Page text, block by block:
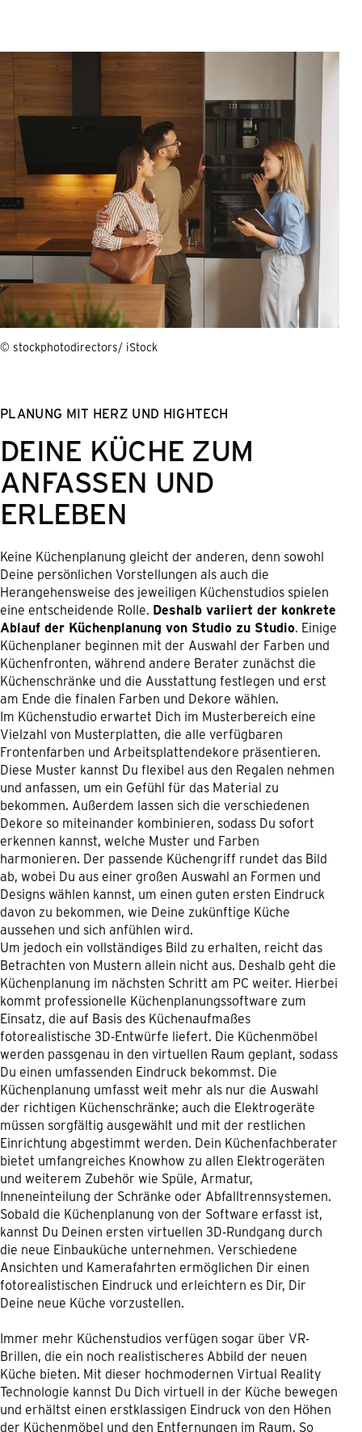
© stockphotodirectors/ iStock
PLANUNG MIT HERZ UND HIGHTECH
DEINE KÜCHE ZUM
ANFASSEN UND
ERLEBEN
Keine Küchenplanung gleicht der anderen, denn sowohl
Deine persönlichen Vorstellungen als auch die
Herangehensweise des jeweiligen Küchenstudios spielen
eine entscheidende Rolle. Deshalb variiert der konkrete
Ablauf der Küchenplanung von Studio zu Studio. Einige
Küchenplaner beginnen mit der Auswahl der Farben und
Küchenfronten, während andere Berater zunächst die
Küchenschränke und die Ausstattung festlegen und erst
am Ende die finalen Farben und Dekore wählen.
Im Küchenstudio erwartet Dich im Musterbereich eine
Vielzahl von Musterplatten, die alle verfügbaren
Frontenfarben und Arbeitsplattendekore präsentieren.
Diese Muster kannst Du flexibel aus den Regalen nehmen
und anfassen, um ein Gefühl für das Material zu
bekommen. Außerdem lassen sich die verschiedenen
Dekore so miteinander kombinieren, sodass Du sofort
erkennen kannst, welche Muster und Farben
harmonieren. Der passende Küchengriff rundet das Bild
ab, wobei Du aus einer großen Auswahl an Formen und
Designs wählen kannst, um einen guten ersten Eindruck
davon zu bekommen, wie Deine zukünftige Küche
aussehen und sich anfühlen wird.
Um jedoch ein vollständiges Bild zu erhalten, reicht das
Betrachten von Mustern allein nicht aus. Deshalb geht die
Küchenplanung im nächsten Schritt am PC weiter. Hierbei
kommt professionelle Küchenplanungssoftware zum
Einsatz, die auf Basis des Küchenaufmaßes
fotorealistische 3D-Entwürfe liefert. Die Küchenmöbel
werden passgenau in den virtuellen Raum geplant, sodass
Du einen umfassenden Eindruck bekommst. Die
Küchenplanung umfasst weit mehr als nur die Auswahl
der richtigen Küchenschränke; auch die Elektrogeräte
müssen sorgfältig ausgewählt und mit der restlichen
Einrichtung abgestimmt werden. Dein Küchenfachberater
bietet umfangreiches Knowhow zu allen Elektrogeräten
und weiterem Zubehör wie Spüle, Armatur,
Inneneinteilung der Schränke oder Abfalltrennsystemen.
Sobald die Küchenplanung von der Software erfasst ist,
kannst Du Deinen ersten virtuellen 3D-Rundgang durch
die neue Einbauküche unternehmen. Verschiedene
Ansichten und Kamerafahrten ermöglichen Dir einen
fotorealistischen Eindruck und erleichtern es Dir, Dir
Deine neue Küche vorzustellen.
Immer mehr Küchenstudios verfügen sogar über VR-
Brillen, die ein noch realistischeres Abbild der neuen
Küche bieten. Mit dieser hochmodernen Virtual Reality
Technologie kannst Du Dich virtuell in der Küche bewegen
und erhältst einen erstklassigen Eindruck von den Höhen
der Küchenmöbel und den Entfernungen im Raum. So